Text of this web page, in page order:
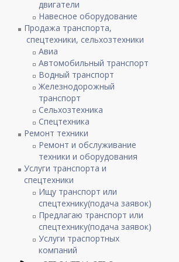
двигатели
Навесное оборудование
Продажа транспорта,
спецтехники, сельхозтехники
Авиа
Автомобильный транспорт
Водный транспорт
Железнодорожный
транспорт
Сельхозтехника
Спецтехника
Ремонт техники
Ремонт и обслуживание
техники и оборудования
Услуги транспорта и
спецтехники
Ищу транспорт или
спецтехнику(подача заявок)
Предлагаю транспорт или
спецтехнику(подача заявок)
Услуги траспортных
компаний